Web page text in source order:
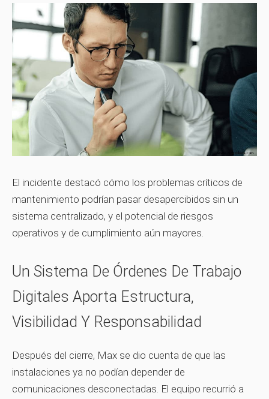
El incidente destacó cómo los problemas críticos de
mantenimiento podrían pasar desapercibidos sin un
sistema centralizado, y el potencial de riesgos
operativos y de cumplimiento aún mayores.
Un Sistema De Órdenes De Trabajo
Digitales Aporta Estructura,
Visibilidad Y Responsabilidad
Después del cierre, Max se dio cuenta de que las
instalaciones ya no podían depender de
comunicaciones desconectadas. El equipo recurrió a